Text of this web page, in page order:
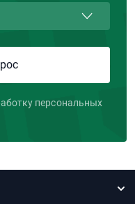
персональных